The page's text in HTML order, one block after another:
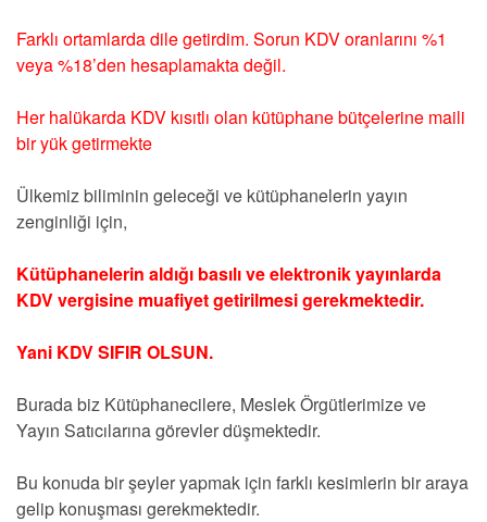
Farklı ortamlarda dile getirdim. Sorun KDV oranlarını %1
veya %18’den hesaplamakta değil.
Her halükarda KDV kısıtlı olan kütüphane bütçelerine maili
bir yük getirmekte
Ülkemiz biliminin geleceği ve kütüphanelerin yayın
zenginliği için,
Kütüphanelerin aldığı basılı ve elektronik yayınlarda
KDV vergisine muafiyet getirilmesi gerekmektedir.
Yani KDV SIFIR OLSUN.
Burada biz Kütüphanecilere, Meslek Örgütlerimize ve
Yayın Satıcılarına görevler düşmektedir.
Bu konuda bir şeyler yapmak için farklı kesimlerin bir araya
gelip konuşması gerekmektedir.